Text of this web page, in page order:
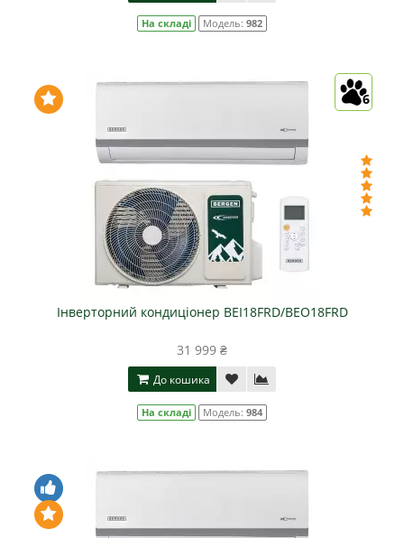
На складі Модель: 982
6
Інверторний кондиціонер BEI18FRD/BEO18FRD
31 999 ₴
До кошика
На складі Модель: 984